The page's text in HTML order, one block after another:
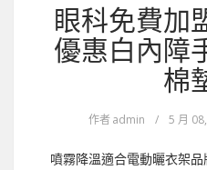
眼科免費加
優惠白內障
棉
作者admin / 5 月
噴霧降溫適合電動曬衣架